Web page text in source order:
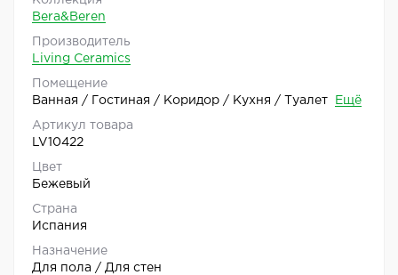
Bera&Beren
Производитель
Living Ceramics
Помещение
Ванная / Гостиная / Коридор / Кухня / Туалет
Ещё
Артикул товара
LV10422
Цвет
Бежевый
Страна
Испания
Назначение
Для пола / Для стен